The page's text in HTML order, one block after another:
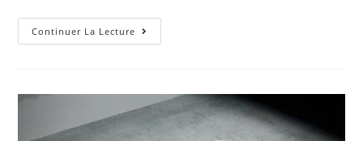
Continuer La Lecture